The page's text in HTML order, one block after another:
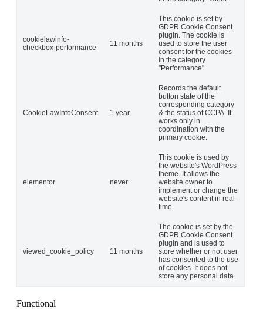
cookielawinfo-
checkbox-performance
11 months
This cookie is set by
GDPR Cookie Consent
plugin. The cookie is
used to store the user
consent for the cookies
in the category
"Performance".
CookieLawInfoConsent 1 year
Records the default
button state of the
corresponding category
& the status of CCPA. It
works only in
coordination with the
primary cookie.
elementor never
This cookie is used by
the website's WordPress
theme. It allows the
website owner to
implement or change the
website's content in real-
time.
viewed_cookie_policy 11 months
The cookie is set by the
GDPR Cookie Consent
plugin and is used to
store whether or not user
has consented to the use
of cookies. It does not
store any personal data.
Functional